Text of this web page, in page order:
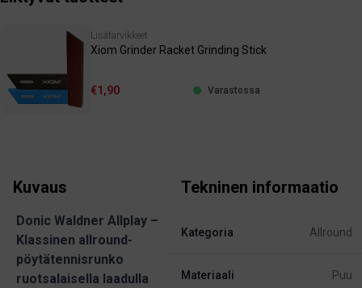
Lisätarvikkeet
Xiom Grinder Racket Grinding Stick
€1,90 Varastossa
Kuvaus
Donic Waldner Allplay –
Klassinen allround-
pöytätennisrunko
ruotsalaisella laadulla
Tekninen informaatio
Kategoria Allround
Materiaali Puu